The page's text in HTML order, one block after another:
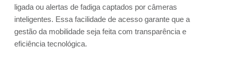
ligada ou alertas de fadiga captados por câmeras
inteligentes. Essa facilidade de acesso garante que a
gestão da mobilidade seja feita com transparência e
eficiência tecnológica.